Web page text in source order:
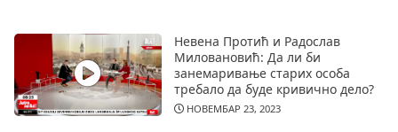
Невена Протић и Радослав
Миловановић: Да ли би
занемаривање старих особа
требало да буде кривично дело?
НОВЕМБАР 23, 2023